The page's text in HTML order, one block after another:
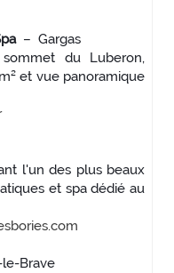
– Gargas
du Luberon,
et vue panoramique
l'un des plus beaux
et spa dédié au
Brave